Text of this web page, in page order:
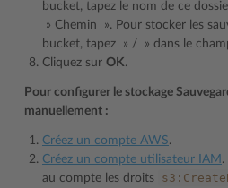
bucket, tapez le nom de ce
» Chemin ». Pour stocker les
bucket, tapez » / » dans le
Cliquez sur OK.
Pour configurer le stockage
manuellement :
Créez un compte AWS.
Créez un compte utilisateur IAM .
au compte les droits